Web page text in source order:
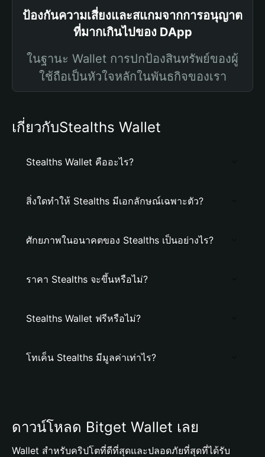
ป้องกันความเสี่ยงและสแกมจากการอนุญาต
ที่มากเกินไปของ DApp
ในฐานะ Wallet การปกป้องสินทรัพย์ของผู้
ใช้ถือเป็นหัวใจหลักในพันธกิจของเรา
เกี่ยวกับStealths Wallet
Stealths Wallet คืออะไร?
สิ่งใดทำให้ Stealths มีเอกลักษณ์เฉพาะตัว?
ศักยภาพในอนาคตของ Stealths เป็นอย่างไร?
ราคา Stealths จะขึ้นหรือไม่?
Stealths Wallet ฟรีหรือไม่?
โทเค็น Stealths มีมูลค่าเท่าไร?
ดาวน์โหลด Bitget Wallet เลย
Wallet สำหรับคริปโตที่ดีที่สุดและปลอดภัยที่สุดที่ได้รับ